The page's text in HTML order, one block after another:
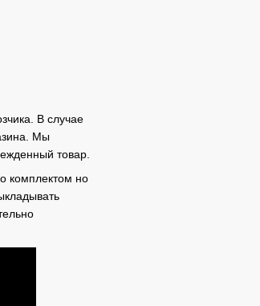
В случае
Мы
товар.
комплектом но